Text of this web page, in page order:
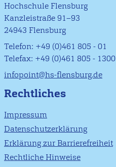
Hochschule Flensburg
Kanzleistraße 91–93
24943 Flensburg
Telefon: +49 (0)461 805 - 01
Telefax: +49 (0)461 805 - 1300
infopoint@hs-flensburg.de
Rechtliches
Impressum
Datenschutzerklärung
Erklärung zur Barrierefreiheit
Rechtliche Hinweise